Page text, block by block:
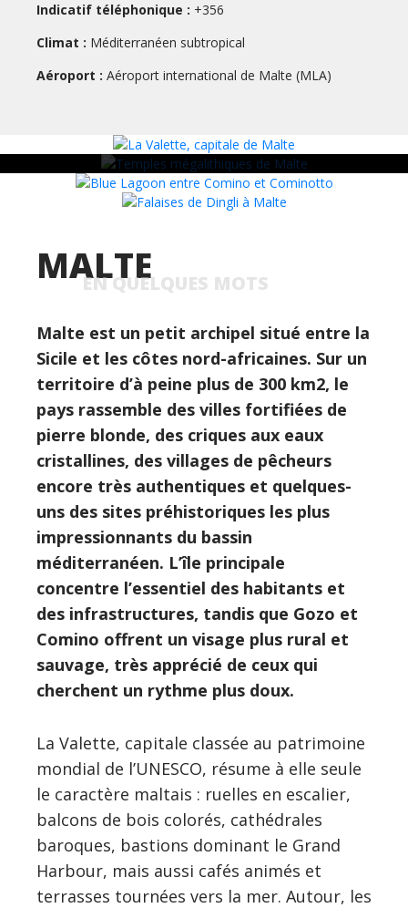
Indicatif téléphonique : +356
Climat : Méditerranéen subtropical
Aéroport : Aéroport international de Malte (MLA)
Les temples mégalithiques de Malte et Gozo,
comme Ħaġar Qim, Mnajdra ou Ġgantija,
pierre du monde, antérieurs aux pyramides
MALTE
EN QUELQUES MOTS
Malte est un petit archipel situé entre la
Sicile et les côtes nord-africaines. Sur un
territoire d’à peine plus de 300 km2, le
pays rassemble des villes fortifiées de
pierre blonde, des criques aux eaux
cristallines, des villages de pêcheurs
encore très authentiques et quelques-
uns des sites préhistoriques les plus
impressionnants du bassin
méditerranéen. L’île principale
concentre l’essentiel des habitants et
des infrastructures, tandis que Gozo et
Comino offrent un visage plus rural et
sauvage, très apprécié de ceux qui
cherchent un rythme plus doux.
La Valette, capitale classée au patrimoine
mondial de l’UNESCO, résume à elle seule
le caractère maltais : ruelles en escalier,
balcons de bois colorés, cathédrales
baroques, bastions dominant le Grand
Harbour, mais aussi cafés animés et
terrasses tournées vers la mer. Autour, les